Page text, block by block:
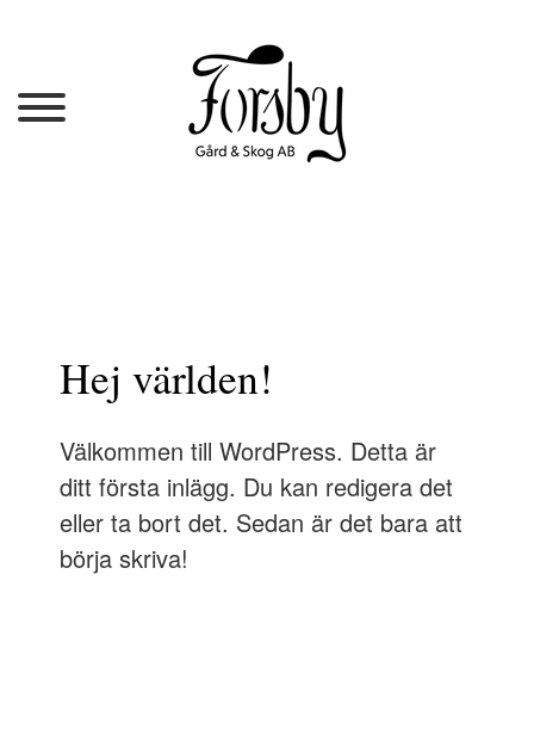
Hej världen!
Välkommen till WordPress. Detta är
ditt första inlägg. Du kan redigera det
eller ta bort det. Sedan är det bara att
börja skriva!